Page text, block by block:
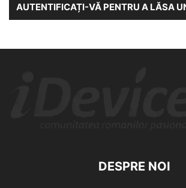
AUTENTIFICAȚI-VĂ PENTRU A LĂSA
DESPRE NOI